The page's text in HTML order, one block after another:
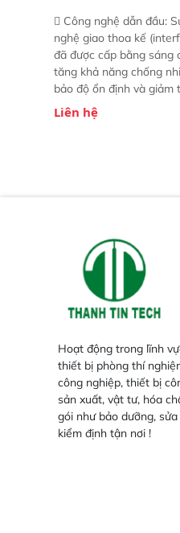
 Công nghệ dẫn đầu:
nghệ giao thoa kế
đã được cấp bằng sáng
tăng khả năng chống
bảo độ ổn định và giảm
 Phạm vi ứng dụng
nhu cầu kiểm tra đa
Liên hệ
Hoạt động trong lĩnh
thiết bị phòng thí
công nghiệp, thiết bị
sản xuất, vật tư, hóa
gói như bảo dưỡng,
kiểm định tận nơi !